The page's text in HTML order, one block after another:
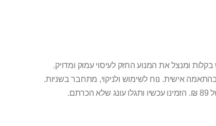
ומנצל את המנוע החזק לעיסוי עמוק ומדויק.
אישית. נוח לשימוש ולניקוי, מתחבר בשניות.
89 ₪ . הזמינו עכשיו ותגלו עונג שלא הכרתם.